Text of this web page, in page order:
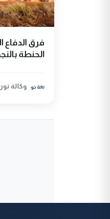
فرق الدفاع
الحنطة
وكالة